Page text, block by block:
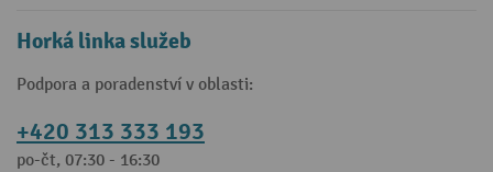
Horká linka služeb
Podpora a poradenství v oblasti:
+420 313 333 193
po-čt, 07:30 - 16:30